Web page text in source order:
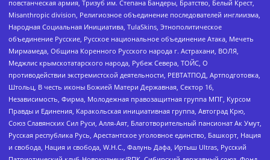
повстанческая армия, Тризуб им. Степана Бандеры, Братство, Белый Крест,
Misanthropic division, Религиозное объединение последователей инглиизма,
Народная Социальная Инициатива, TulaSkins, Этнополитическое
объединение Русские, Русское национальное объединение Атака, Мечеть
Мирмамеда, Община Коренного Русского народа г. Астрахани, ВОЛЯ,
Меджлис крымскотатарского народа, Рубеж Севера, ТОЙС, О
противодействии экстремистской деятельности, РЕВТАТПОД, Артподготовка,
Штольц, В честь иконы Божией Матери Державная, Сектор 16,
Независимость, Фирма, Молодежная правозащитная группа МПГ, Курсом
Правды и Единения, Каракольская инициативная группа, Автоград Крю,
Союз Славянских Сил Руси, Алля-Аят, Благотворительный пансионат Ак Умут,
Русская республика Русь, Арестантское уголовное единство, Башкорт, Нация
и свобода, Нация и свобода, W.H.С., Фалунь Дафа, Иртыш Ultras, Русский